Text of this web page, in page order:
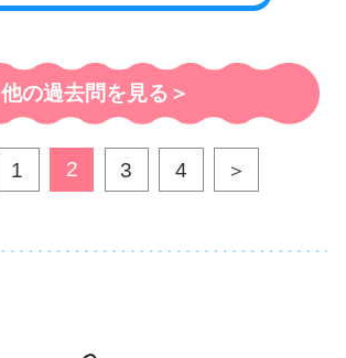
他の過去問を見る＞
1 2 3 4 ＞